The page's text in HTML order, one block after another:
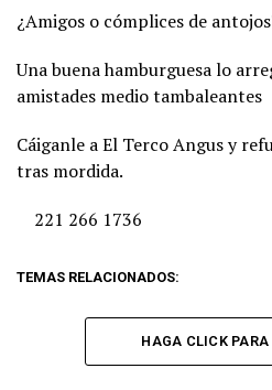
¿Amigos o cómplices de
Una buena hamburguesa lo
amistades medio tambaleantes
Cáiganle a El Terco Angus y
tras mordida.
221 266 1736
TEMAS RELACIONADOS:
HAGA CLICK